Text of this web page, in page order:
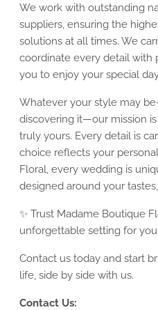
We work with outstanding
suppliers, ensuring the
solutions at all times. We
coordinate every detail with
you to enjoy your special
Whatever your style may
discovering it—our mission
truly yours. Every detail is
choice reflects your
Floral, every wedding is
designed around your
✨ Trust Madame Boutique
unforgettable setting for
Contact us today and start
life, side by side with us.
Contact Us: